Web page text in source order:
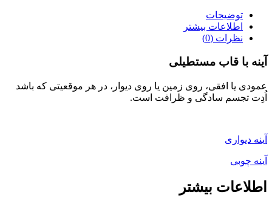
توضیحات
اطلاعات بیشتر
نظرات (0)
آینه با قاب مستطیلی
عمودی یا افقی، روی زمین یا روی دیوار، در هر موقعیتی که باشد
اُدِت تجسم سادگی و ظرافت است.
آینه دیواری
آینه چوبی
اطلاعات بیشتر